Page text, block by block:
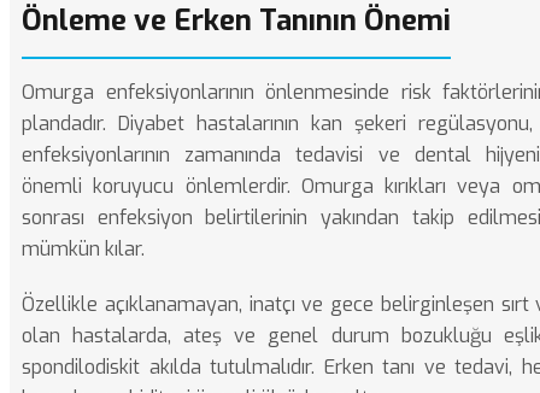
Önleme ve Erken Tanının Önemi
Omurga enfeksiyonlarının önlenmesinde risk
plandadır. Diyabet hastalarının kan şekeri
enfeksiyonlarının zamanında tedavisi ve dental
önemli koruyucu önlemlerdir. Omurga kırıkları veya
sonrası enfeksiyon belirtilerinin yakından takip
mümkün kılar.
Özellikle açıklanamayan, inatçı ve gece belirginleşen sırt
olan hastalarda, ateş ve genel durum bozukluğu
spondilodiskit akılda tutulmalıdır. Erken tanı ve tedavi,